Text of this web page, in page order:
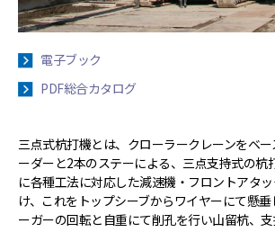
電子ブック
PDF総合カタログ
三点式杭打機とは、クローラークレーンをベ
ーダーと2本のステーによる、三点支持式の杭
に各種工法に対応した減速機・フロントアタ
け、これをトップシーブからワイヤーにて懸
ーガーの回転と自重にて削孔を行い山留杭、支